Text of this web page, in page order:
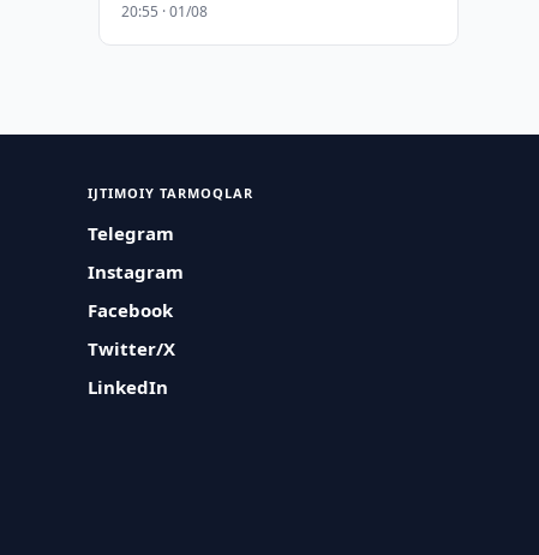
20:55 · 01/08
IJTIMOIY TARMOQLAR
Telegram
Instagram
Facebook
Twitter/X
LinkedIn